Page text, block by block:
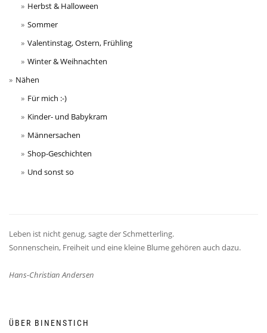
Herbst & Halloween
Sommer
Valentinstag, Ostern, Frühling
Winter & Weihnachten
Nähen
Für mich :-)
Kinder- und Babykram
Männersachen
Shop-Geschichten
Und sonst so
Leben ist nicht genug, sagte der Schmetterling.
Sonnenschein, Freiheit und eine kleine Blume gehören auch dazu.
Hans-Christian Andersen
ÜBER BINENSTICH